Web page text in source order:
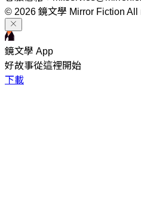
© 2026 鏡文學 Mirror Fiction All
鏡文學 App
好故事從這裡開始
下載